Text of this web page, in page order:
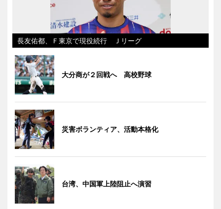
長友佑都、Ｆ東京で現役続行 Ｊリーグ
大分商が２回戦へ 高校野球
災害ボランティア、活動本格化
台湾、中国軍上陸阻止へ演習